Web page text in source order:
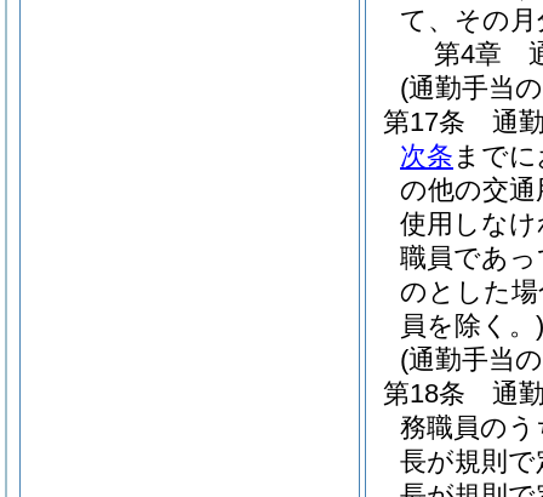
て、その
第4章
(通勤手当
第17条
通
次条 まで
の他の交
使用しな
職員であ
のとした
員を除く。)
(通勤手当
第18条
通
務職員の
長が規則